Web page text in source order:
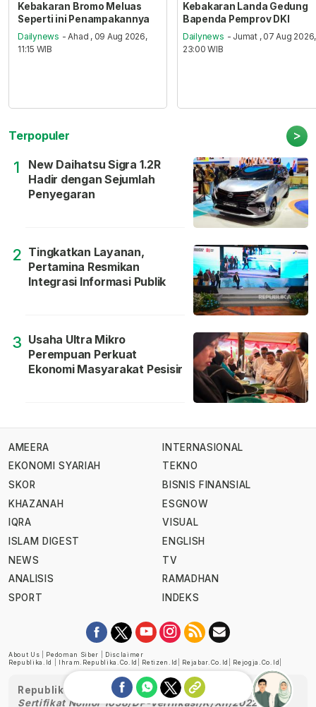
Kebakaran Bromo Meluas
Seperti ini Penampakannya
Dailynews - Ahad , 09 Aug 2026,
11:15 WIB
Kebakaran Landa Gedung
Bapenda Pemprov DKI
Dailynews - Jumat , 07 Aug 2026,
23:00 WIB
Terpopuler >
1
New Daihatsu Sigra 1.2R
Hadir dengan Sejumlah
Penyegaran
2 Tingkatkan Layanan,
Pertamina Resmikan
Integrasi Informasi Publik
3 Usaha Ultra Mikro
Perempuan Perkuat
Ekonomi Masyarakat Pesisir
AMEERA
EKONOMI SYARIAH
SKOR
KHAZANAH
IQRA
ISLAM DIGEST
NEWS
ANALISIS
SPORT
INTERNASIONAL
TEKNO
BISNIS FINANSIAL
ESGNOW
VISUAL
ENGLISH
TV
RAMADHAN
INDEKS
About Us Pedoman Siber
Disclaimer
Republika.id
Ihram.republika.co.id Retizen.id Rejabar.co.id Rejogja.co.id
Republika telah diverifikasi oleh Dewan Pers
Sertifikat Nomor 1058/DP-Verifikasi/K/XII/2022